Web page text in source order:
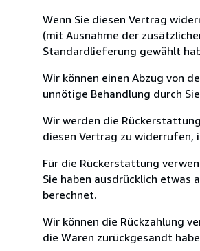
Wenn Sie diesen Vertrag
(mit Ausnahme der
Standardlieferung gewählt
Wir können einen Abzug von
unnötige Behandlung durch
Wir werden die
diesen Vertrag zu widerrufen,
Für die Rückerstattung
Sie haben ausdrücklich etwas
berechnet.
Wir können die Rückzahlung
die Waren zurückgesandt